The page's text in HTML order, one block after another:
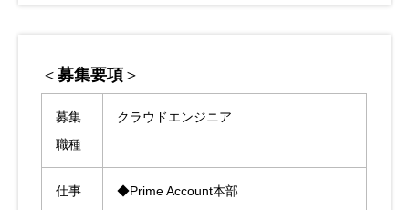
＜募集要項 ＞
募集
職種
クラウドエンジニア
仕事
◆Prime Account本部